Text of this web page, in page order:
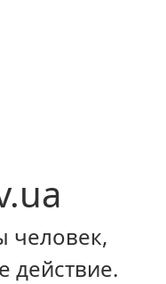
человек,
действие.